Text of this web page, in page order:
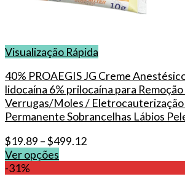
Visualização Rápida
40% PROAEGIS JG Creme
lidocaína 6% prilocaína para Remoção
Verrugas/Moles /
Permanente Sobrancelhas Lábios
$19.89 –$499.12
Ver opções
This
-31%